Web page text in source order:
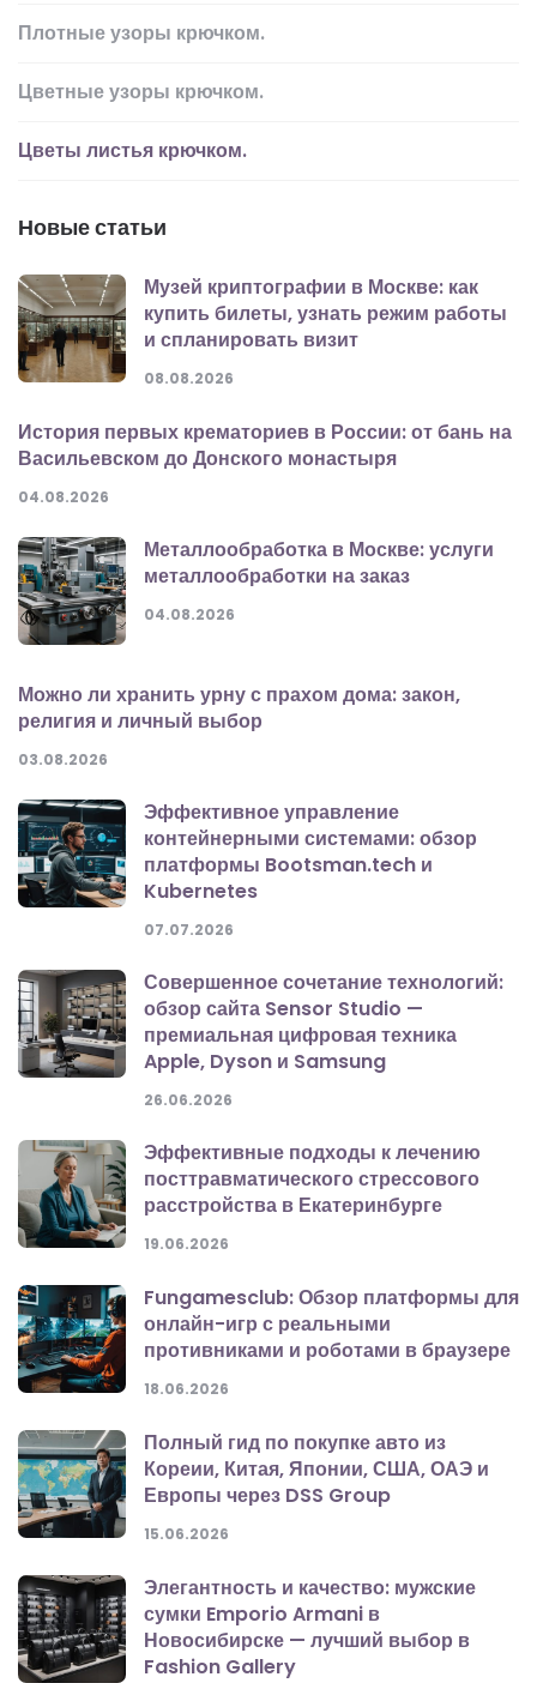
Плотные узоры крючком.
Цветные узоры крючком.
Цветы листья крючком.
Новые статьи
Музей криптографии в Москве: как
купить билеты, узнать режим работы
и спланировать визит
08.08.2026
История первых крематориев в России: от бань на
Васильевском до Донского монастыря
04.08.2026
Металлообработка в Москве: услуги
металлообработки на заказ
04.08.2026
Можно ли хранить урну с прахом дома: закон,
религия и личный выбор
03.08.2026
Эффективное управление
контейнерными системами: обзор
платформы Bootsman.tech и
Kubernetes
07.07.2026
Совершенное сочетание технологий:
обзор сайта Sensor Studio —
премиальная цифровая техника
Apple, Dyson и Samsung
26.06.2026
Эффективные подходы к лечению
посттравматического стрессового
расстройства в Екатеринбурге
19.06.2026
Fungamesclub: Обзор платформы для
онлайн-игр с реальными
противниками и роботами в браузере
18.06.2026
Полный гид по покупке авто из
Кореии, Китая, Японии, США, ОАЭ и
Европы через DSS Group
15.06.2026
Элегантность и качество: мужские
сумки Emporio Armani в
Новосибирске — лучший выбор в
Fashion Gallery